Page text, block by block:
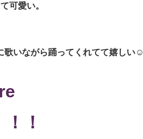
可愛い。
歌いながら踊ってくれてて嬉しい☺️
！